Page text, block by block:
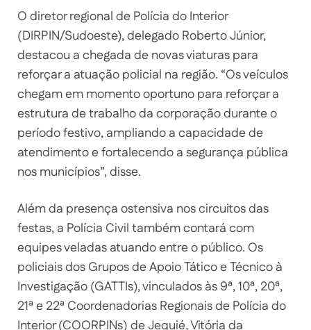
O diretor regional de Polícia do Interior
(DIRPIN/Sudoeste), delegado Roberto Júnior,
destacou a chegada de novas viaturas para
reforçar a atuação policial na região. “Os veículos
chegam em momento oportuno para reforçar a
estrutura de trabalho da corporação durante o
período festivo, ampliando a capacidade de
atendimento e fortalecendo a segurança pública
nos municípios”, disse.
Além da presença ostensiva nos circuitos das
festas, a Polícia Civil também contará com
equipes veladas atuando entre o público. Os
policiais dos Grupos de Apoio Tático e Técnico à
Investigação (GATTIs), vinculados às 9ª, 10ª, 20ª,
21ª e 22ª Coordenadorias Regionais de Polícia do
Interior (COORPINs) de Jequié, Vitória da